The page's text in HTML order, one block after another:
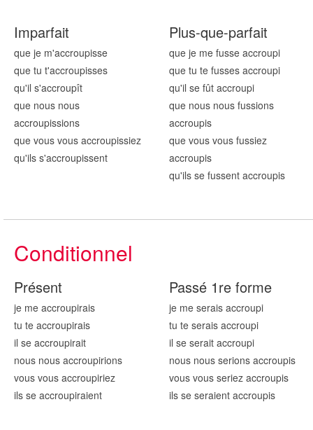
Imparfait
que je m'accroupisse
que tu t'accroupisses
qu'il s'accroupît
que nous nous
accroupissions
que vous vous accroupissiez
qu'ils s'accroupissent
Plus-que-parfait
que je me fusse accroupi
que tu te fusses accroupi
qu'il se fût accroupi
que nous nous fussions
accroupis
que vous vous fussiez
accroupis
qu'ils se fussent accroupis
Conditionnel
Présent
je me accroupirais
tu te accroupirais
il se accroupirait
nous nous accroupirions
vous vous accroupiriez
ils se accroupiraient
Passé 1re forme
je me serais accroupi
tu te serais accroupi
il se serait accroupi
nous nous serions accroupis
vous vous seriez accroupis
ils se seraient accroupis